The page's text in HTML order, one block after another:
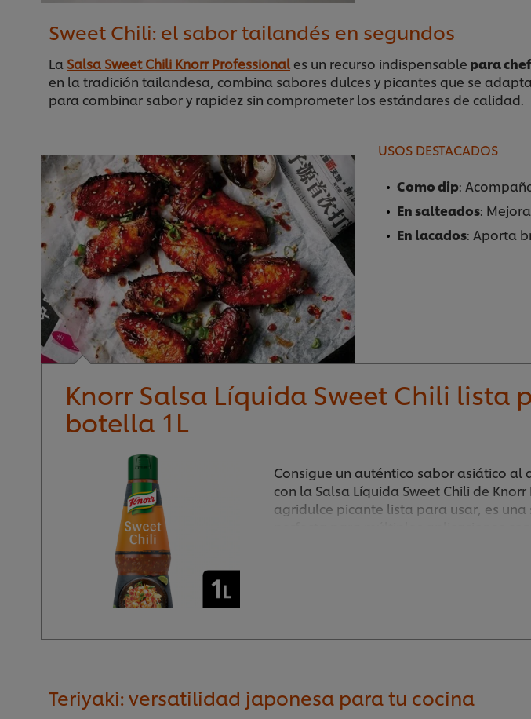
Sweet Chili: el sabor tailandés en segundos
La Salsa Sweet Chili Knorr Professional es un recurso indispensable para
en la tradición tailandesa, combina sabores dulces y picantes que se
para combinar sabor y rapidez sin comprometer los estándares de calidad.
USOS DESTACADOS
Como dip:
En salteados:
En lacados: Aporta
Knorr Salsa Líquida Sweet Chili lista
botella 1L
Consigue un auténtico sabor asiático al
con la Salsa Líquida Sweet Chili de
agridulce picante lista para usar, es una
Teriyaki: versatilidad japonesa para tu cocina